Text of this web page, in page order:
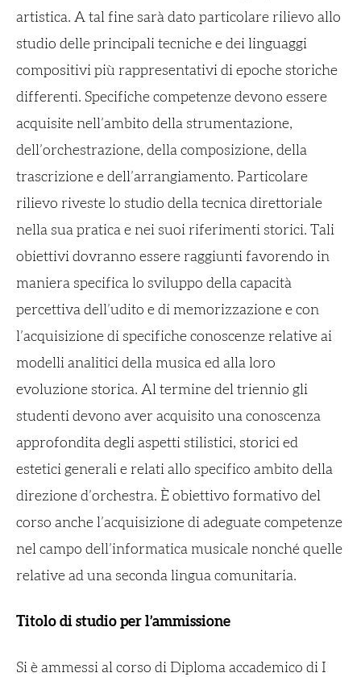
artistica. A tal fine sarà dato particolare rilievo allo
studio delle principali tecniche e dei linguaggi
compositivi più rappresentativi di epoche storiche
differenti. Specifiche competenze devono essere
acquisite nell’ambito della strumentazione,
dell’orchestrazione, della composizione, della
trascrizione e dell’arrangiamento. Particolare
rilievo riveste lo studio della tecnica direttoriale
nella sua pratica e nei suoi riferimenti storici. Tali
obiettivi dovranno essere raggiunti favorendo in
maniera specifica lo sviluppo della capacità
percettiva dell’udito e di memorizzazione e con
l’acquisizione di specifiche conoscenze relative ai
modelli analitici della musica ed alla loro
evoluzione storica. Al termine del triennio gli
studenti devono aver acquisito una conoscenza
approfondita degli aspetti stilistici, storici ed
estetici generali e relati allo specifico ambito della
direzione d’orchestra. È obiettivo formativo del
corso anche l’acquisizione di adeguate competenze
nel campo dell’informatica musicale nonché quelle
relative ad una seconda lingua comunitaria.
Titolo di studio per l’ammissione
Si è ammessi al corso di Diploma accademico di I